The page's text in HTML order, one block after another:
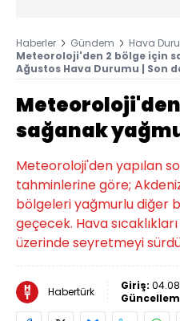
Haberler Gündem Hava
Meteoroloji'den 2 bölge için
Ağustos Hava Durumu | Son
sağanak
Meteoroloji'den yapılan
tahminlerine göre;
bölgeleri yağmurlu diğer
geçecek. Hava
üzerinde seyretmeyi
Habertürk Giriş: